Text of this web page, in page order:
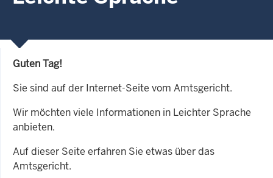
Guten Tag!
Sie sind auf der Internet-Seite vom Amtsgericht.
Wir möchten viele Informationen in Leichter Sprache
anbieten.
Auf dieser Seite erfahren Sie etwas über das
Amtsgericht.